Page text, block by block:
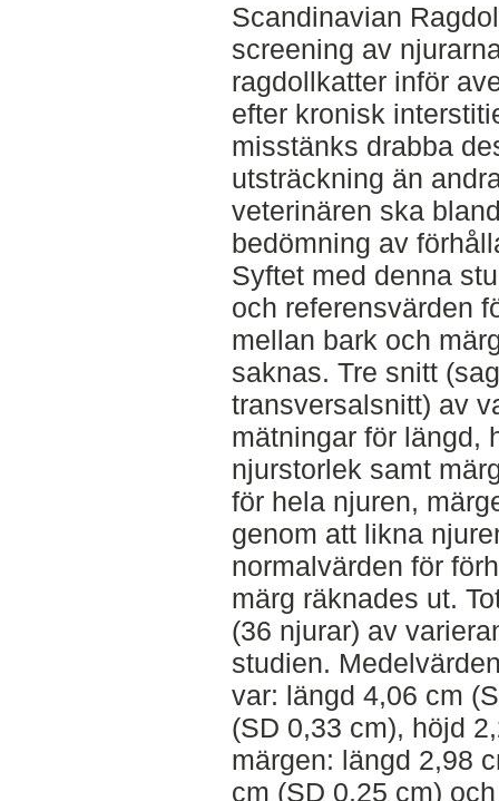
Scandinavian
screening av
ragdollkatter inför
efter kronisk
misstänks drabba
utsträckning än
veterinären ska
bedömning av
Syftet med denna
och referensvärden
mellan bark och
saknas. Tre snitt
transversalsnitt) av
mätningar för längd,
njurstorlek samt
för hela njuren,
genom att likna
normalvärden för
märg räknades ut.
(36 njurar) av
studien.
var: längd 4,06 cm
(SD 0,33 cm), höjd
märgen: längd 2,98
cm (SD 0,25 cm)